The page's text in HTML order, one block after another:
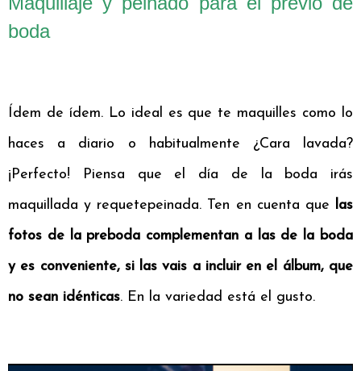
boda
Ídem de ídem. Lo ideal es que te maquilles como lo
haces a diario o habitualmente ¿Cara lavada?
¡Perfecto! Piensa que el día de la boda irás
maquillada y requetepeinada. Ten en cuenta que las
fotos de la preboda complementan a las de la boda
y es conveniente, si las vais a incluir en el álbum, que
no sean idénticas. En la variedad está el gusto.